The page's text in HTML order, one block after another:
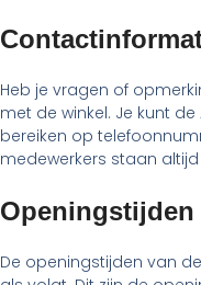
Heb je vragen of
met de winkel. Je kunt
bereiken op
medewerkers staan
Openingstijden
De openingstijden van